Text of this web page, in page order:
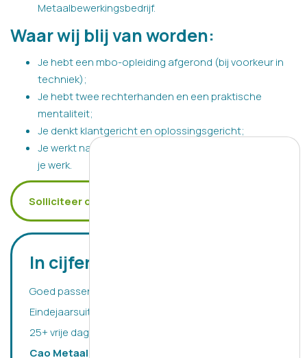
Metaalbewerkingsbedrijf.
Waar wij blij van worden:
Je hebt een mbo-opleiding afgerond (bij voorkeur in
techniek);
Je hebt twee rechterhanden en een praktische
mentaliteit;
Je denkt klantgericht en oplossingsgericht;
Je werkt nauwkeurig en voelt je verantwoordelijk voor
je werk.
Solliciteer direct
In cijfers
Goed passend salaris
Eindejaarsuitkering
25+ vrije dagen
Cao Metaalbewerkingsbedrijf